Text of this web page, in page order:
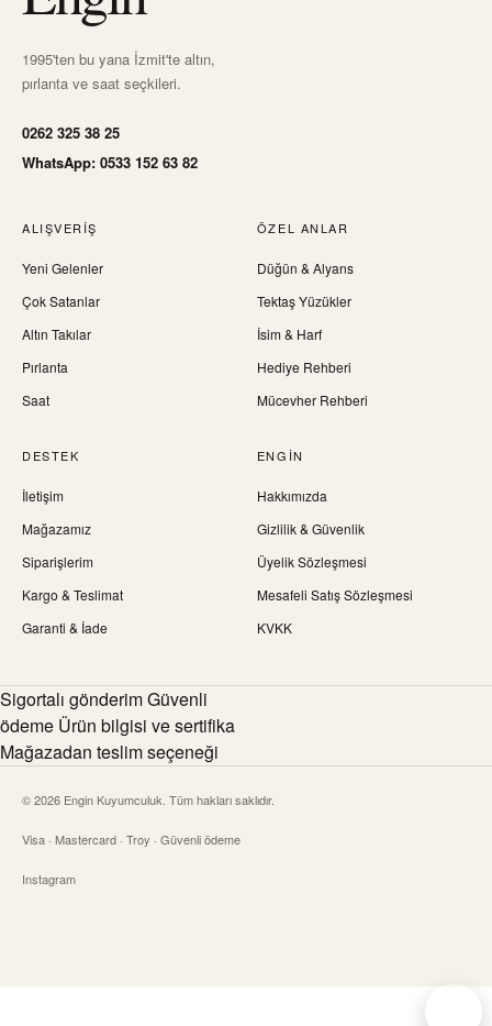
1995'ten bu yana İzmit'te altın,
pırlanta ve saat seçkileri.
0262 325 38 25
WhatsApp: 0533 152 63 82
ALIŞVERIŞ
Yeni Gelenler
Çok Satanlar
Altın Takılar
Pırlanta
Saat
ÖZEL ANLAR
Düğün & Alyans
Tektaş Yüzükler
İsim & Harf
Hediye Rehberi
Mücevher Rehberi
DESTEK
İletişim
Mağazamız
Siparişlerim
Kargo & Teslimat
Garanti & İade
ENGIN
Hakkımızda
Gizlilik & Güvenlik
Üyelik Sözleşmesi
Mesafeli Satış Sözleşmesi
KVKK
Sigortalı gönderim Güvenli
ödeme Ürün bilgisi ve sertifika
Mağazadan teslim seçeneği
© 2026 Engin Kuyumculuk. Tüm hakları saklıdır.
Visa · Mastercard · Troy · Güvenli ödeme
Instagram